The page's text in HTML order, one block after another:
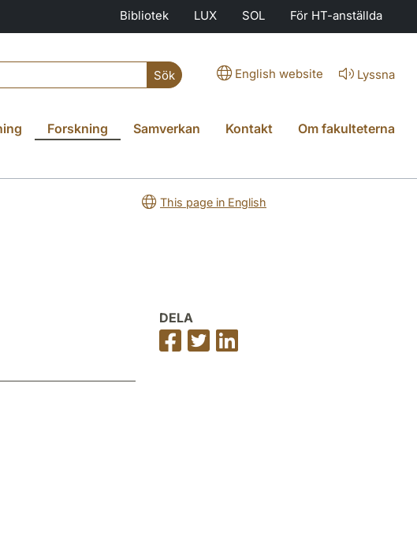
Bibliotek LUX SOL För HT-anställda
Sök English website Lyssna
Forskning Samverkan Kontakt Om fakulteterna
This page in English
DELA
Dela
på
Dela
på
på